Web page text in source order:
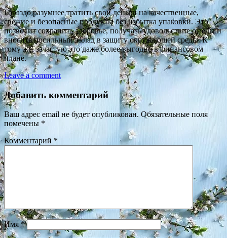
Гораздо разумнее тратить свои деньги на качественные,
свежие и безопасные продукты без избытка упаковки. Это
позволит сохранить здоровье, получать удовольствие от еды и
вносить посильный вклад в защиту окружающей среды. К
тому же, зачастую это даже более выгодно в финансовом
плане.
Leave a comment
Добавить комментарий
Ваш адрес email не будет опубликован. Обязательные поля
помечены *
Комментарий *
Имя*